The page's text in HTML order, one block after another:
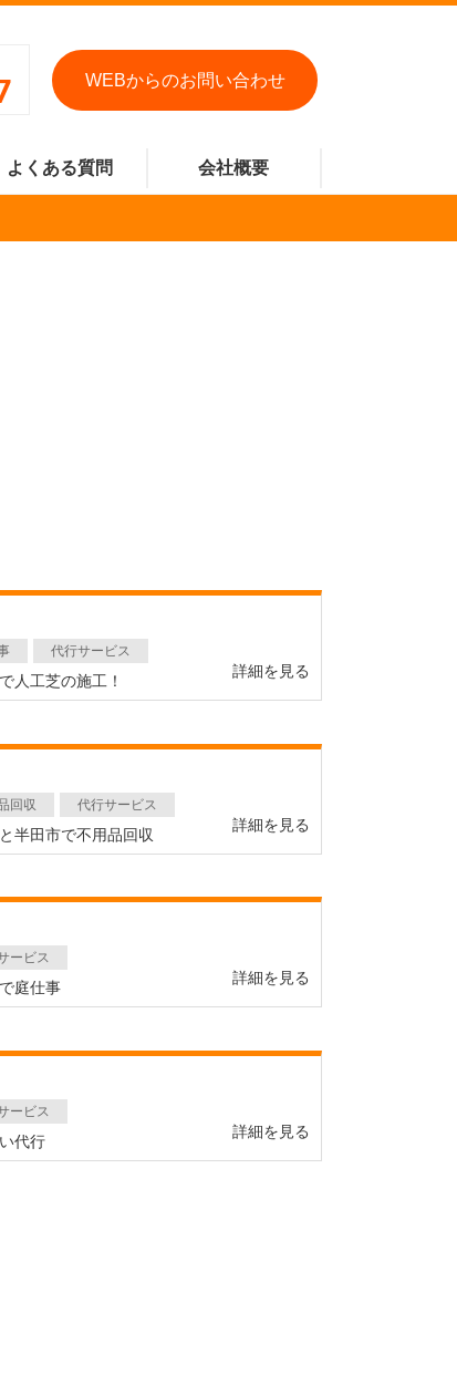
WEBからのお問い合わせ
よくある質問 会社概要
代行サービス
人工芝の施工！
詳細を見る
回収 代行サービス
半田市で不用品回収
詳細を見る
ービス
庭仕事
詳細を見る
ービス
代行
詳細を見る